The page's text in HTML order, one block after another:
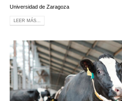
Universidad de Zaragoza
LEER MÁS...